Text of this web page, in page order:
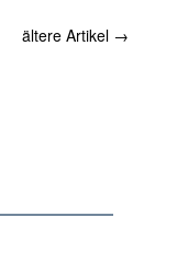
ältere Artikel →